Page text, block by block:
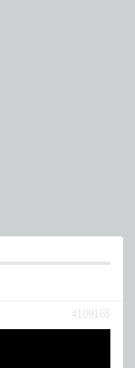
#109165